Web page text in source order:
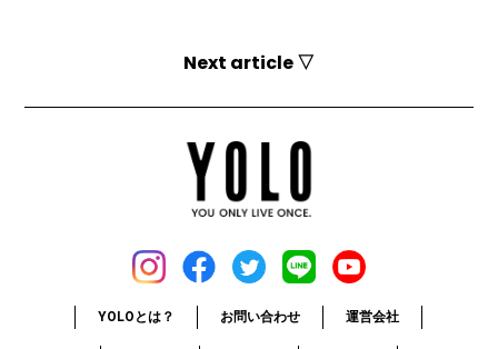
Next article ▽
YOLOとは？ お問い合わせ 運営会社